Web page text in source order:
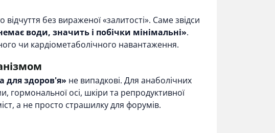
без вираженої «залитості». Саме звідси
води, значить і побічки мінімальні».
чи кардіометаболічного навантаження.
для здоров'я» не випадкові. Для анаболічних
гормональної осі, шкіри та репродуктивної
а не просто страшилку для форумів.